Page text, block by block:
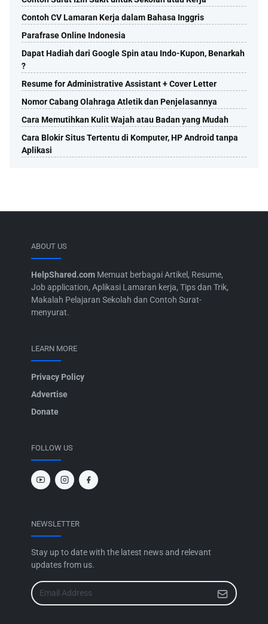
Contoh CV Lamaran Kerja dalam Bahasa Inggris
Parafrase Online Indonesia
Dapat Hadiah dari Google Spin atau Indo-Kupon, Benarkah
?
Resume for Administrative Assistant + Cover Letter
Nomor Cabang Olahraga Atletik dan Penjelasannya
Cara Memutihkan Kulit Wajah atau Badan yang Mudah
Cara Blokir Situs Tertentu di Komputer, HP Android tanpa
Aplikasi
ABOUT US
HelpShared.com Memuat berbagai Artikel, Resume,
Job application, Aplikasi Lamaran kerja, Tips dan Trik,
Makalah Pelajaran Sekolah dan Contoh Surat-
menyurat.
LEARN MORE
Privacy Policy
Advertise
Donate
FOLLOW US
NEWSLETTER
Stay up to date with the latest news and relevant
updates from us.